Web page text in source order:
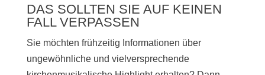
DAS SOLLTEN SIE AUF KEINEN
FALL VERPASSEN
Sie möchten frühzeitig Informationen über
ungewöhnliche und vielversprechende